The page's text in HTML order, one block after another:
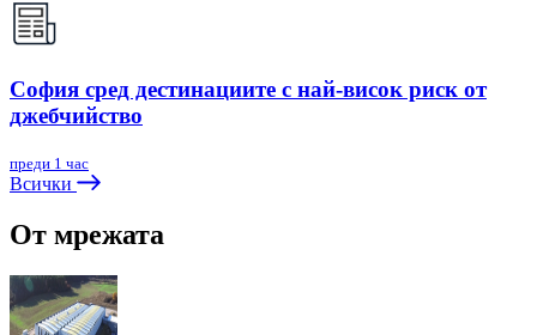
София сред дестинациите с най-висок риск от
джебчийство
преди 1 час
Всички
От мрежата